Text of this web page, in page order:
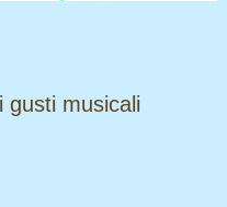
gusti musicali